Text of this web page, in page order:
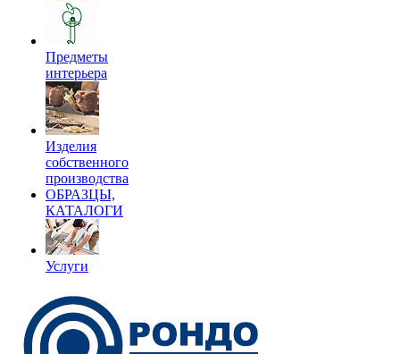
Предметы
интерьера
Изделия
собственного
производства
ОБРАЗЦЫ,
КАТАЛОГИ
Услуги